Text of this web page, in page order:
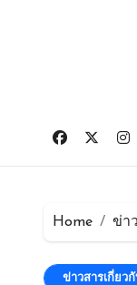
Home ข่า
ข่าวสารเกี่ยว